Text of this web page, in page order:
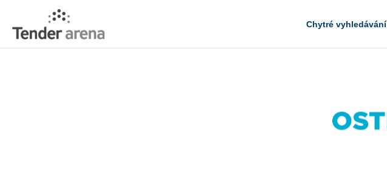
Chytré vyhledávání